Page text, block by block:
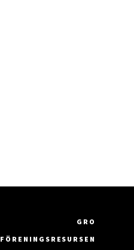
GRO
FÖRENINGSRESURSEN